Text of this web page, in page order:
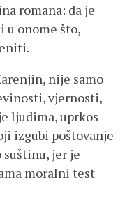
romana: da je
u onome što,
nije samo
vjernosti,
ljudima, uprkos
izgubi poštovanje
jer je
moralni test